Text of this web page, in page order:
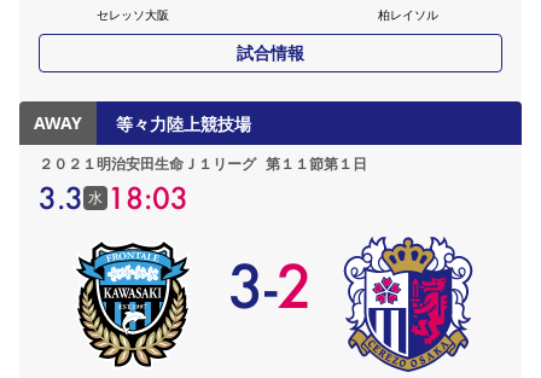
セレッソ大阪 柏レイソル
試合情報
AWAY 等々力陸上競技場
２０２１明治安田生命Ｊ１リーグ 第１１節第１日
3.3 水 18:03
3-2